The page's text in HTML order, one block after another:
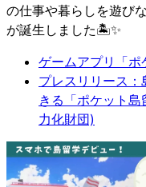
の仕事や暮らしを遊び
が誕生しました🏝️✨
ゲームアプリ「ポ
プレスリリース
きる「ポケット
力化財団)